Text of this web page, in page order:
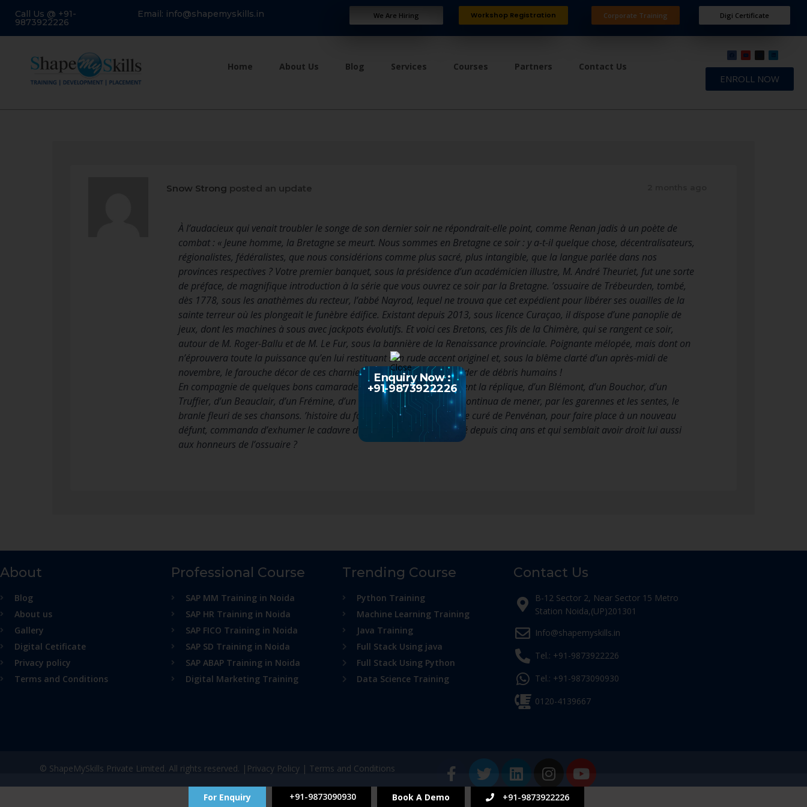
Call Us @ +91-
9873922226
Email: info@shapemyskills.in We Are Hiring Workshop Registration Corporate Training Digi Certificate
Home About Us Blog Services Courses Partners Contact Us
ENROLL NOW
Snow Strong posted an update
À l’audacieux qui venait troubler le songe de son dernier soir ne répondrait-elle point, comme Renan jadis à un poète de
combat : « Jeune homme, la Bretagne se meurt. Nous sommes en Bretagne ce soir : y a-t-il quelque chose, décentralisateurs,
régionalistes, fédéralistes, que nous considérions comme plus sacré, plus intangible, que la langue parlée dans nos
provinces respectives ? Votre premier banquet, sous la présidence d’un académicien illustre, M. André Theuriet, fut une sorte
de préface, de magnifique introduction à la série que vous ouvrez ce soir par la Bretagne. ’ossuaire de Trébeurden, tombé,
dès 1778, sous les anathèmes du recteur, l’abbé Nayrod, lequel ne trouva que cet expédient pour libérer ses ouailles de la
sainte terreur où les plongeait le funèbre édifice. Existant depuis 2013, sous licence Curaçao, il dispose d’une panoplie de
jeux, dont les machines à sous avec jackpots évolutifs. Et voici ces Bretons, ces fils de la Chimère, qui se rangent ce soir,
autour de M. Roger-Ballu et de M. Le Fur, sous la bannière de la Renaissance provinciale. Poignante mélopée, mais dont on
n’éprouvera toute la puissance qu’en lui restituant son rude accent originel et, sous la blême clarté d’un après-midi de
novembre, le farouche décor de ces charniers bretons pleins à déborder de débris humains !
En compagnie de quelques bons camarades de lettres qui lui donnaient la réplique, d’un Blémont, d’un Bouchor, d’un
Truffier, d’un Beauclair, d’un Frémine, d’un Gineste, d’un Quellien, il continua de mener, par les garennes et les sentes, le
branle fleuri de ses chansons. ’histoire du fossoyeur Poaz-Coz, à qui le curé de Penvénan, pour faire place à un nouveau
défunt, commanda d’exhumer le cadavre d’un certain Ropers, enterré depuis cinq ans et qui semblait avoir droit lui aussi
aux honneurs de l’ossuaire ?
About
Blog
About us
Gallery
Digital Cetificate
Privacy policy
Terms and Conditions
Professional Course
SAP MM Training in Noida
SAP HR Training in Noida
SAP FICO Training in Noida
SAP SD Training in Noida
SAP ABAP Training in Noida
Digital Marketing Training
Trending Course
Python Training
Machine Learning Training
Java Training
Full Stack Using java
Full Stack Using Python
Data Science Training
Contact Us
B-12 Sector 2, Near Sector 15 Metro
Station Noida,(UP)201301
Info@shapemyskills.in
Tel.: +91-9873922226
Tel.: +91-9873090930
0120-4139667
© ShapeMySkills Private Limited. All rights reserved. | Privacy Policy| Terms and Conditions
For Enquiry +91-9873090930 Book A Demo +91-9873922226
Enquiry Now :
+91-9873922226